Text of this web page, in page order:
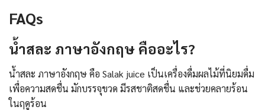
FAQs
น้ำสละ ภาษาอังกฤษ คืออะไร?
น้ำสละ ภาษาอังกฤษ คือ Salak juice เป็นเครื่องดื่มผลไม้ที่นิยมดื่ม
เพื่อความสดชื่น มักบรรจุขวด มีรสชาติสดชื่น และช่วยคลายร้อน
ในฤดูร้อน